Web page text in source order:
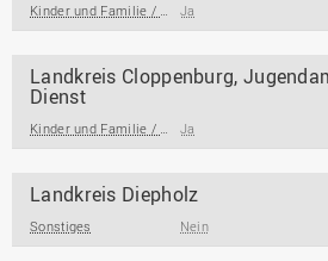
Kinder und Familie / Jugendarbeit / Jugendsozialarbeit Ja
Landkreis Cloppenburg,
Dienst
Kinder und Familie / Jugendarbeit / Jugendsozialarbeit Ja
Landkreis Diepholz
Sonstiges Nein